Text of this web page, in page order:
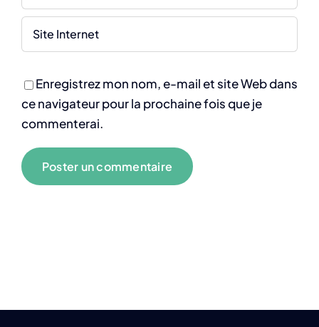
Enregistrez mon nom, e-mail et site Web dans
ce navigateur pour la prochaine fois que je
commenterai.